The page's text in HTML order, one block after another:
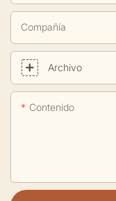
Compañía
Archivo
Contenido